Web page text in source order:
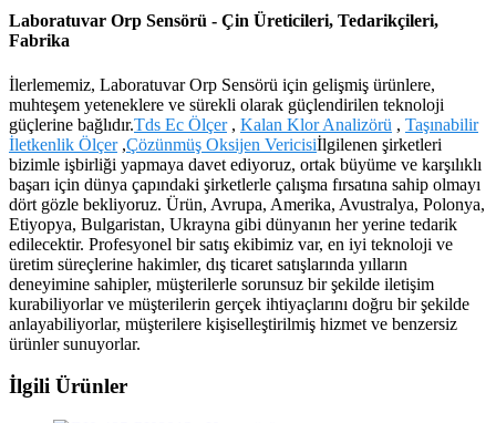
Laboratuvar Orp Sensörü - Çin Üreticileri, Tedarikçileri,
Fabrika
İlerlememiz, Laboratuvar Orp Sensörü için gelişmiş ürünlere,
muhteşem yeteneklere ve sürekli olarak güçlendirilen teknoloji
güçlerine bağlıdır.Tds Ec Ölçer, Kalan Klor Analizörü , Taşınabilir
İletkenlik Ölçer,Çözünmüş Oksijen Vericisiİlgilenen şirketleri
bizimle işbirliği yapmaya davet ediyoruz, ortak büyüme ve karşılıklı
başarı için dünya çapındaki şirketlerle çalışma fırsatına sahip olmayı
dört gözle bekliyoruz. Ürün, Avrupa, Amerika, Avustralya, Polonya,
Etiyopya, Bulgaristan, Ukrayna gibi dünyanın her yerine tedarik
edilecektir. Profesyonel bir satış ekibimiz var, en iyi teknoloji ve
üretim süreçlerine hakimler, dış ticaret satışlarında yılların
deneyimine sahipler, müşterilerle sorunsuz bir şekilde iletişim
kurabiliyorlar ve müşterilerin gerçek ihtiyaçlarını doğru bir şekilde
anlayabiliyorlar, müşterilere kişiselleştirilmiş hizmet ve benzersiz
ürünler sunuyorlar.
İlgili Ürünler